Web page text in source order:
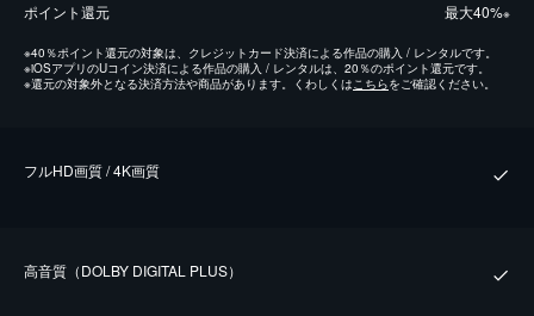
ポイント還元 最⼤40%※
※40％ポイント還元の対象は、クレジットカード決済による作品の購入 / レンタルです。
※iOSアプリのUコイン決済による作品の購入 / レンタルは、20％のポイント還元です。
※還元の対象外となる決済方法や商品があります。くわしくはこちらをご確認ください。
フルHD画質 / 4K画質
⾼⾳質（DOLBY DIGITAL PLUS）